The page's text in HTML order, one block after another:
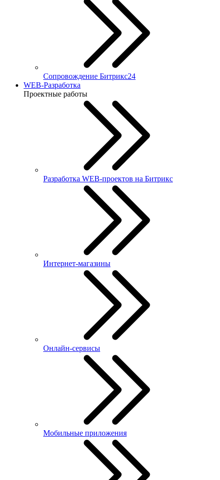
Сопровождение Битрикс24
WEB-Разработка
Проектные работы
Разработка WEB-проектов на Битрикс
Интернет-магазины
Онлайн-сервисы
Мобильные приложения